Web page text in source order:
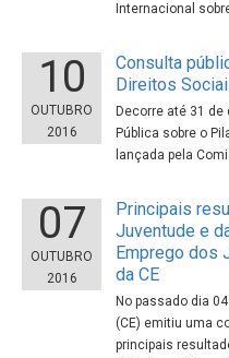
Internacional
10
OUTUBRO
2016
Consulta
Direitos
Decorre até 31
Pública sobre o
lançada pela
07
OUTUBRO
2016
Principais
Juventude e
Emprego dos
da CE
No passado dia
(CE) emitiu uma
principais